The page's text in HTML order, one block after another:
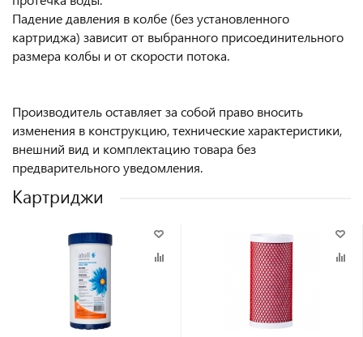
Падение давления в колбе (без установленного
картриджа) зависит от выбранного присоединительного
размера колбы и от скорости потока.
Производитель оставляет за собой право вносить
изменения в конструкцию, технические характеристики,
внешний вид и комплектацию товара без
предварительного уведомления.
Картриджи